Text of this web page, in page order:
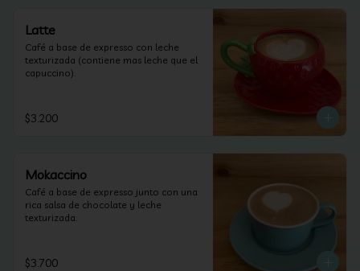
Latte
Café a base de expresso con leche
texturizada (contiene mas leche que el
capuccino).
$3.200
Mokaccino
Café a base de expresso junto con una
rica salsa de chocolate y leche
texturizada.
$3.700